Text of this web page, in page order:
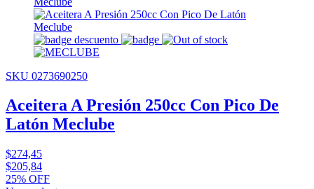
SKU 0273690250
Aceitera A Presión 250cc Con Pico De
Latón Meclube
$274,45
$205,84
25% OFF